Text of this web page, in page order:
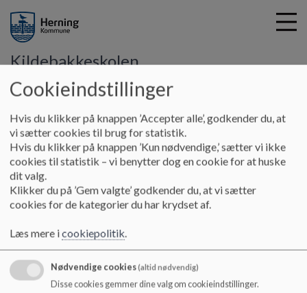
i
Kildebakkeskolen
Hjem
Skriv dit barn op til pasning
-
Kildebakkeskolen
Cookieindstillinger
Hvis du klikker på knappen ’Accepter alle’, godkender du, at
vi sætter cookies til brug for statistik.
Hvis du klikker på knappen ’Kun nødvendige,’ sætter vi ikke
cookies til statistik – vi benytter dog en cookie for at huske
dit valg.
Klikker du på ’Gem valgte’ godkender du, at vi sætter
cookies for de kategorier du har krydset af.
Læs mere icookiepolitik.
Nødvendige cookies(altid nødvendig)
Disse cookies gemmer dine valg om cookieindstillinger.